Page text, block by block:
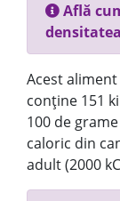
Află
Acest
conține 151
100 de
caloric din
adult (2000